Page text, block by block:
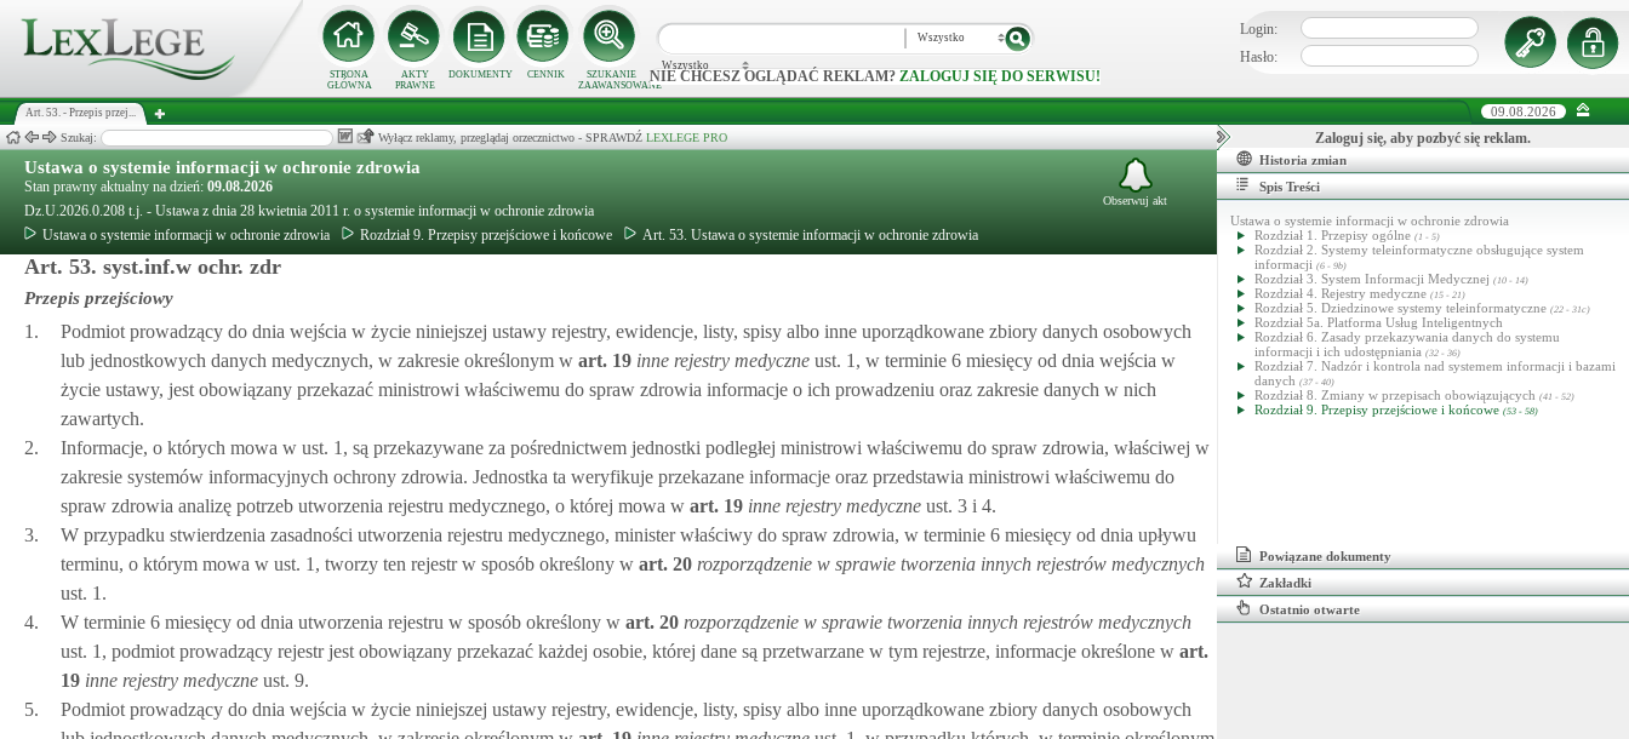
STRONA
GŁÓWNA
AKTY
PRAWNE
DOKUMENTY CENNIK
SZUKANIE
ZAAWANSOWANE
Wszystko
Wszystko
NIE CHCESZ OGLĄDAĆ REKLAM? ZALOGUJ SIĘ DO SERWISU!
Login:
Hasło:
Art. 53. - Przepis przej... 09.08.2026
Szukaj: Wyłącz reklamy, przeglądaj orzecznictwo - SPRAWDŹ LEXLEGE PRO
Ustawa o systemie informacji w ochronie zdrowia
Stan prawny aktualny na dzień: 09.08.2026
Dz.U.2026.0.208 t.j. - Ustawa z dnia 28 kwietnia 2011 r. o systemie informacji w ochronie zdrowia
Ustawa o systemie informacji w ochronie zdrowia
Rozdział 9. Przepisy przejściowe i końcowe Art. 53. Ustawa o systemie informacji w ochronie zdrowia
Obserwuj akt
Art. 53. syst.inf.w ochr. zdr
Przepis przejściowy
1.
Podmiot prowadzący do dnia wejścia w życie niniejszej ustawy rejestry, ewidencje, listy, spisy albo inne uporządkowane zbiory danych osobowych
lub jednostkowych danych medycznych, w zakresie określonym w art. 19 inne rejestry medyczne ust. 1, w terminie 6 miesięcy od dnia wejścia w
życie ustawy, jest obowiązany przekazać ministrowi właściwemu do spraw zdrowia informacje o ich prowadzeniu oraz zakresie danych w nich
zawartych.
2.
Informacje, o których mowa w ust. 1, są przekazywane za pośrednictwem jednostki podległej ministrowi właściwemu do spraw zdrowia, właściwej w
zakresie systemów informacyjnych ochrony zdrowia. Jednostka ta weryfikuje przekazane informacje oraz przedstawia ministrowi właściwemu do
spraw zdrowia analizę potrzeb utworzenia rejestru medycznego, o której mowa w art. 19 inne rejestry medyczne ust. 3 i 4.
3.
W przypadku stwierdzenia zasadności utworzenia rejestru medycznego, minister właściwy do spraw zdrowia, w terminie 6 miesięcy od dnia upływu
terminu, o którym mowa w ust. 1, tworzy ten rejestr w sposób określony w art. 20 rozporządzenie w sprawie tworzenia innych rejestrów medycznych
ust. 1.
4.
W terminie 6 miesięcy od dnia utworzenia rejestru w sposób określony w art. 20 rozporządzenie w sprawie tworzenia innych rejestrów medycznych
ust. 1, podmiot prowadzący rejestr jest obowiązany przekazać każdej osobie, której dane są przetwarzane w tym rejestrze, informacje określone w art.
19 inne rejestry medyczne ust. 9.
5.
Podmiot prowadzący do dnia wejścia w życie niniejszej ustawy rejestry, ewidencje, listy, spisy albo inne uporządkowane zbiory danych osobowych
Zaloguj się, aby pozbyć się reklam.
Historia zmian
Spis Treści
Ustawa o systemie informacji w ochronie zdrowia
Rozdział 1. Przepisy ogólne (1 - 5)
Rozdział 2. Systemy teleinformatyczne obsługujące system
informacji (6 - 9b)
Rozdział 3. System Informacji Medycznej (10 - 14)
Rozdział 4. Rejestry medyczne (15 - 21)
Rozdział 5. Dziedzinowe systemy teleinformatyczne (22 - 31c)
Rozdział 5a. Platforma Usług Inteligentnych
Rozdział 6. Zasady przekazywania danych do systemu
informacji i ich udostępniania (32 - 36)
Rozdział 7. Nadzór i kontrola nad systemem informacji i bazami
danych (37 - 40)
Rozdział 8. Zmiany w przepisach obowiązujących (41 - 52)
Rozdział 9. Przepisy przejściowe i końcowe (53 - 58)
Powiązane dokumenty
Zakładki
Ostatnio otwarte